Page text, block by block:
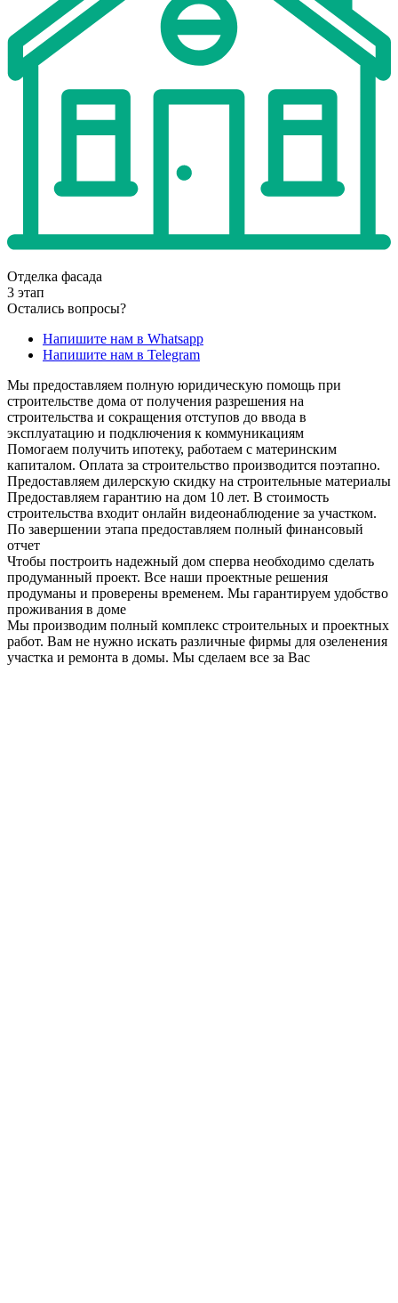
Отделка фасада
3 этап
Остались вопросы?
Напишите нам в Whatsapp
Напишите нам в Telegram
Мы предоставляем полную юридическую помощь при
строительстве дома от получения разрешения на
строительства и сокращения отступов до ввода в
эксплуатацию и подключения к коммуникациям
Помогаем получить ипотеку, работаем с материнским
капиталом. Оплата за строительство производится поэтапно.
Предоставляем дилерскую скидку на строительные материалы
Предоставляем гарантию на дом 10 лет. В стоимость
строительства входит онлайн видеонаблюдение за участком.
По завершении этапа предоставляем полный финансовый
отчет
Чтобы построить надежный дом сперва необходимо сделать
продуманный проект. Все наши проектные решения
продуманы и проверены временем. Мы гарантируем удобство
проживания в доме
Мы производим полный комплекс строительных и проектных
работ. Вам не нужно искать различные фирмы для озеленения
участка и ремонта в домы. Мы сделаем все за Вас